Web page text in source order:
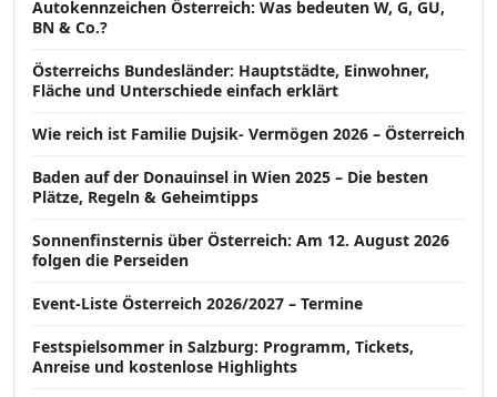
Autokennzeichen Österreich: Was bedeuten W, G, GU,
BN & Co.?
Österreichs Bundesländer: Hauptstädte, Einwohner,
Fläche und Unterschiede einfach erklärt
Wie reich ist Familie Dujsik- Vermögen 2026 – Österreich
Baden auf der Donauinsel in Wien 2025 – Die besten
Plätze, Regeln & Geheimtipps
Sonnenfinsternis über Österreich: Am 12. August 2026
folgen die Perseiden
Event-Liste Österreich 2026/2027 – Termine
Festspielsommer in Salzburg: Programm, Tickets,
Anreise und kostenlose Highlights